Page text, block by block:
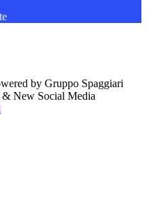
by Gruppo Spaggiari
New Social Media